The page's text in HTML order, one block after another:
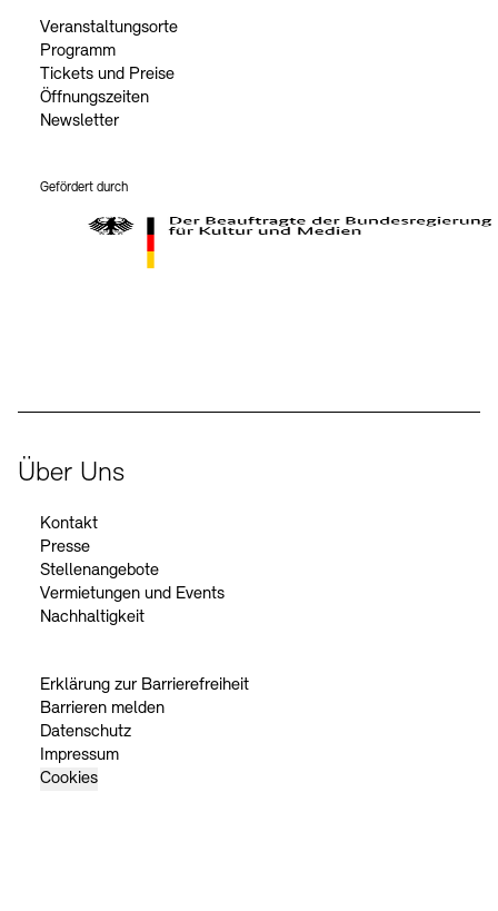
Veranstaltungsorte
Programm
Tickets und Preise
Öffnungszeiten
Newsletter
Gefördert durch
Über Uns
Kontakt
Presse
Stellenangebote
Vermietungen und Events
Nachhaltigkeit
Erklärung zur Barrierefreiheit
Barrieren melden
Datenschutz
Impressum
Cookies